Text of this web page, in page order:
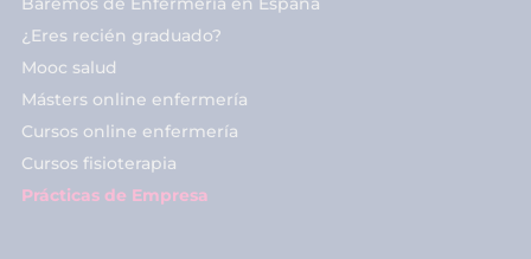
¿Eres recién graduado?
Mooc salud
Másters online enfermería
Cursos online enfermería
Cursos fisioterapia
Prácticas de Empresa